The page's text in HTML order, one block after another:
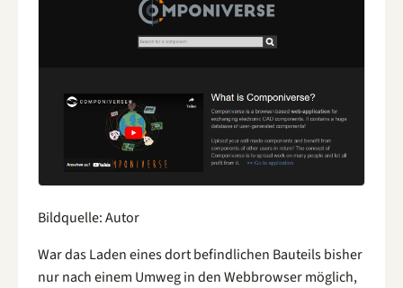
Bildquelle: Autor
War das Laden eines dort befindlichen Bauteils bisher
nur nach einem Umweg in den Webbrowser möglich,